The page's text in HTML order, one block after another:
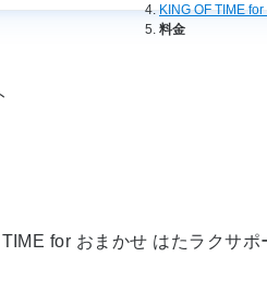
KING OF TIME
料金
for おまかせ はたラクサポ